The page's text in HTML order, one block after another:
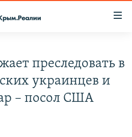
11 ИСТОРИЙ СОПРОТИВЛЕНИЯ
преследовать в
украинцев и
– посол США